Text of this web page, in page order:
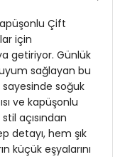
Çift
için
getiriyor. Günlük
sağlayan bu
soğuk
ve kapüşonlu
açısından
detayı, hem şık
küçük eşyalarını